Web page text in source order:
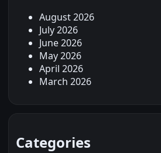
August 2026
July 2026
June 2026
May 2026
April 2026
March 2026
Categories